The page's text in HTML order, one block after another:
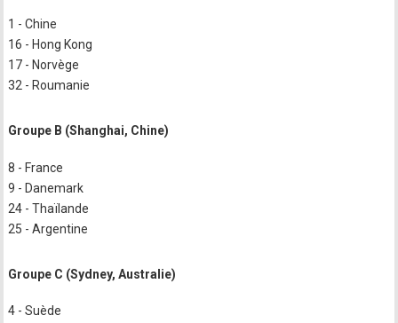
1 - Chine
16 - Hong Kong
17 - Norvège
32 - Roumanie
Groupe B (Shanghai, Chine)
8 - France
9 - Danemark
24 - Thaïlande
25 - Argentine
Groupe C (Sydney, Australie)
4 - Suède